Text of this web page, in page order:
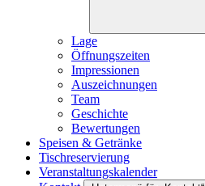
Lage
Öffnungszeiten
Impressionen
Auszeichnungen
Team
Geschichte
Bewertungen
Speisen & Getränke
Tischreservierung
Veranstaltungskalender